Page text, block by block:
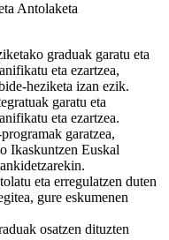
Antolaketa
graduak garatu eta
eta ezartzea,
heziketa izan ezik.
garatu eta
eta ezartzea.
garatzea,
Ikaskuntzen Euskal
eta erregulatzen duten
gure eskumenen
osatzen dituzten